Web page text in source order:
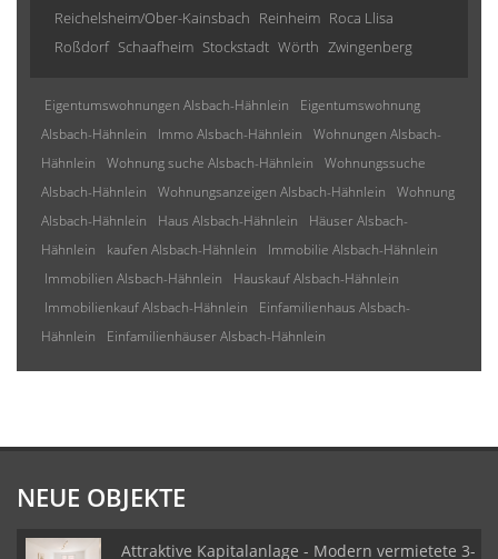
Reichelsheim/Ober-Kainsbach Reinheim Roca Llisa
Roßdorf Schaafheim Stockstadt Wörth Zwingenberg
Eigentumswohnungen Alsbach-Hähnlein
Eigentumswohnung
Alsbach-Hähnlein
Immo Alsbach-Hähnlein
Wohnungen Alsbach-
Hähnlein
Wohnung suche Alsbach-Hähnlein
Wohnungssuche
Alsbach-Hähnlein
Wohnungsanzeigen Alsbach-Hähnlein
Wohnung
Alsbach-Hähnlein
Haus Alsbach-Hähnlein
Häuser Alsbach-
Hähnlein
kaufen Alsbach-Hähnlein
Immobilie Alsbach-Hähnlein
Immobilien Alsbach-Hähnlein
Hauskauf Alsbach-Hähnlein
Immobilienkauf Alsbach-Hähnlein
Einfamilienhaus Alsbach-
Hähnlein
Einfamilienhäuser Alsbach-Hähnlein
NEUE OBJEKTE
Attraktive Kapitalanlage - Modern vermietete 3-